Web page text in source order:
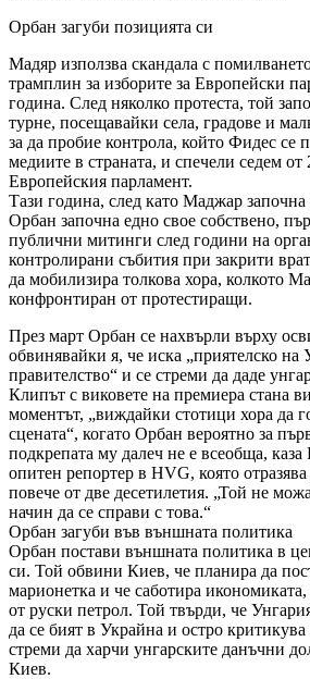
Орбан загуби позицията си
Мадяр използва скандала с
трамплин за изборите за Европейски
година. След няколко протеста, той
турне, посещавайки села, градове и
за да пробие контрола, който Фидес се
медиите в страната, и спечели седем от
Европейския парламент.
Тази година, след като Маджар
Орбан започна едно свое собствено,
публични митинги след години на
контролирани събития при закрити
да мобилизира толкова хора, колкото
конфронтиран от протестиращи.
През март Орбан се нахвърли върху
обвинявайки я, че иска „приятелско на
правителство“ и се стреми да даде
Клипът с виковете на премиера стана
моментът, „виждайки стотици хора да
сцената“, когато Орбан вероятно за
подкрепата му далеч не е всеобща,
опитен репортер в HVG, която
повече от две десетилетия. „Той не
начин да се справи с това.“
Орбан загуби във външната политика
Орбан постави външната политика в
си. Той обвини Киев, че планира да
марионетка и че саботира
от руски петрол. Той твърди, че
да се бият в Украйна и остро
стреми да харчи унгарските данъчни
Киев.